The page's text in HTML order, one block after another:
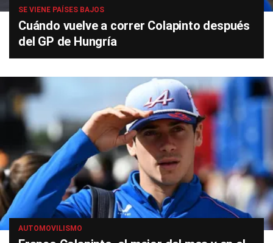
SE VIENE PAÍSES BAJOS
Cuándo vuelve a correr Colapinto después
del GP de Hungría
AUTOMOVILISMO